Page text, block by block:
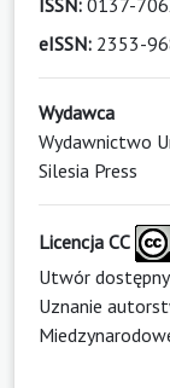
ISSN: 0137-
eISSN: 2353-
Wydawca
Wydawnictwo
Silesia Press
Licencja CC
Utwór
Uznanie